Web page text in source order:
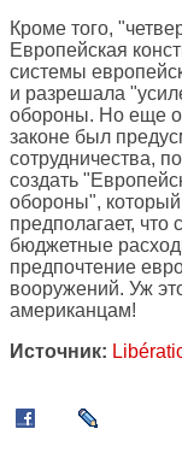
Кроме того,
Европейская
системы
и разрешала
обороны. Но еще
законе был
сотрудничества,
создать
обороны",
предполагает, что
бюджетные
предпочтение
вооружений. Уж
американцам!
Источник: